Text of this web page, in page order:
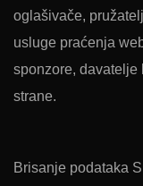
oglašivače,
usluge praćenja
sponzore,
strane.
Brisanje podataka